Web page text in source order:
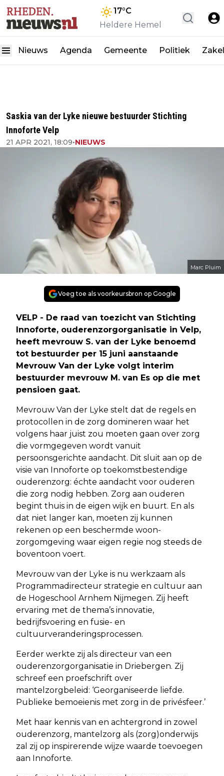
17°C
Heldere Hemel
Nieuws Agenda Gemeente Politiek
Saskia van der Lyke nieuwe bestuurder Stichting
Innoforte Velp
21 APR 2021, 18:09•NIEUWS
Marc Pluim
Voeg toe als voorkeursbron op Google
VELP - De raad van toezicht van Stichting
Innoforte, ouderenzorgorganisatie in Velp,
heeft mevrouw S. van der Lyke benoemd
tot bestuurder per 15 juni aanstaande
Mevrouw Van der Lyke volgt interim
bestuurder mevrouw M. van Es op die met
pensioen gaat.
Mevrouw Van der Lyke stelt dat de regels en
protocollen in de zorg domineren waar het
volgens haar juist zou moeten gaan over zorg
die vormgegeven wordt vanuit
persoonsgerichte aandacht. Dit sluit aan op de
visie van Innoforte op toekomstbestendige
ouderenzorg: échte aandacht voor ouderen
die zorg nodig hebben. Zorg aan ouderen
begint thuis in de eigen wijk en buurt. En als
dat niet langer kan, moeten zij kunnen
rekenen op een beschermde woon-
zorgomgeving waar eigen regie nog steeds de
boventoon voert.
Mevrouw van der Lyke is nu werkzaam als
Programmadirecteur strategie en cultuur aan
de Hogeschool Arnhem Nijmegen. Zij heeft
ervaring met de thema’s innovatie,
bedrijfsvoering en fusie- en
cultuurveranderingsprocessen.
Eerder werkte zij als directeur van een
ouderenzorgorganisatie in Driebergen. Zij
schreef een proefschrift over
mantelzorgbeleid: ‘Georganiseerde liefde.
Publieke bemoeienis met zorg in de privésfeer.’
Met haar kennis van en achtergrond in zowel
ouderenzorg, mantelzorg als (zorg)onderwijs
zal zij op inspirerende wijze waarde toevoegen
aan Innoforte.